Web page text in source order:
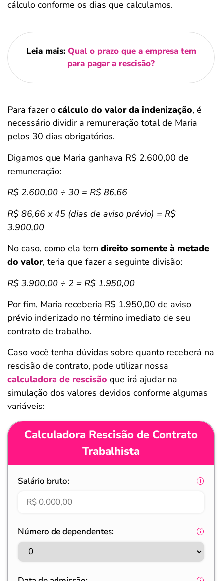
cálculo conforme os dias que calculamos.
Leia mais: Qual o prazo que a empresa tem
para pagar a rescisão?
Para fazer o cálculo do valor da indenização, é
necessário dividir a remuneração total de Maria
pelos 30 dias obrigatórios.
Digamos que Maria ganhava R$ 2.600,00 de
remuneração:
R$ 2.600,00 ÷ 30 = R$ 86,66
R$ 86,66 x 45 (dias de aviso prévio) = R$
3.900,00
No caso, como ela tem direito somente à metade
do valor, teria que fazer a seguinte divisão:
R$ 3.900,00 ÷ 2 = R$ 1.950,00
Por fim, Maria receberia R$ 1.950,00 de aviso
prévio indenizado no término imediato de seu
contrato de trabalho.
Caso você tenha dúvidas sobre quanto receberá na
rescisão de contrato, pode utilizar nossa
calculadora de rescisão que irá ajudar na
simulação dos valores devidos conforme algumas
variáveis:
Calculadora Rescisão de Contrato
Trabalhista
Salário bruto:
Número de dependentes: